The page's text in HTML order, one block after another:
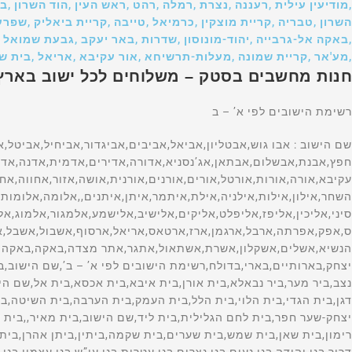
,מודיעין עילית ,רעננה ,נצרת ,רמלה ,רהט ,ראש העין ,הוד
השרון ,טבריה ,קריית מוצקין ,כרמיאל ,טייבה ,קריית ביאליק
,באקה אל-גרבייה ,יהוד-מונוסון ,שדרות ,באר יעקב ,גבעת
,מע'אר ,קריית שמונה ,מעלות-תרשיחא ,אור עקיבא ,אריאל ,בית
חנות מחשבים בסטק – משלוחים לכל ישוב
רשימת הישובים לפי א’ – ב
שם הישוב : אבו גוש,אבטליון,אביאל,אביבים,אביגדור,אביחיל,אביטל,אביעזר,אבירים,אבן יהודה,אבן מנחם,אבן ספיר,אבן שמואל,אבני איתן,אבני חפץ,אבנת,אבשלום,אבתאן,אג’נסניא,אדורה,אדירים,אדמית,אדנה,אדרת,אהלו,אודים,אודלה,שם הישוב,אודם,אוהד,אום אל-פחם,אומן,אומץ,אופקים,אוצרין,אור הגנוז,אור הנר,אור יהודה,אור עקיבא,אורה,אורות,אורטל,אורים,אורנים,אורנית,אושה,אזור,אחווה,אחוזם,אחוזת ברק,אחיהוד,אחיטוב,אחיסמך,אחיעזר,איבים,אייל,איילת השחר,אילון,אילות,אילניה,אילת,איתמר,איתן,איתנים,,אלומה,אלומות,אלון הגליל,אלון מורה,אלון שבות,אלוני אבא,אלוני הבשן,אלוני יצחק,אלונים,אלי-עד,אלי סיני,אליכין,אליפז,אליפלט,אליקים,אלישיב,אלישמע,אלמגור,אלמוג,אלעד,אלעזר,אלפי מנשה,אלקוש,אלקנה,אמונים,אמירים,אמנון,אמציה,אפיק,אפיקים,אפעל בית אב,אפעל מרכז ס,אפק,אפרתה,ארבל,ארגמן,ארז,ארטאס,אריאל,ארסוף,אשבול,אשבל,אשדוד,אשדות יעקב )איחוד(,אשדות יעקב )מאוחד(,אשחר,אשכולות,אשל הנשיא,אשלים,אשקלון,אשרת,אשתאול,אתגר,אתר מצדה,באקה,באקה אל-גרביה,באקה אל שרק,באר אורה,באר גנים,באר טוביה,באר יעקב,באר מילכה,באר שבע,בארות יצחק,בארותיים,בארי,בדולח,רשימת הישובים לפי א’ – ב’,שם הישוב,בוסתן הגליל,בועיינה-נוגידאת,בוקעאתא,בורגתה,בורהאם,בורין,בורקה,בזאריה,בחן,בטחה,ביאדה,ביוכי,ביצרון,ביר א נצב,ביר מער,ביר נבאלא,בית אורן,בית איבא,בית אכסא,בית אל,שם הישוב,בית אל ב,בית אללו,בית אלעזרי,בית אלפא,בית אמין,בית אריה,בית ברל,,בית גוברין,בית גמליאל,בית גן,בית דגן,בית הגדי,בית הלוי,בית הלל,בית העמק,בית הערבה,בית השיטה,בית זית,בית זרע,בית חורון,בית חירות,בית חלקיה,בית חנן,בית חנניה,בית חשמונאי,בית יהושע,בית יוסף,בית ינאי,בית יצחק-שער חפר,בית לחם הגלילית,בית ליד,שם הישוב,בית מאיר,,בית נחמיה,בית ניר,בית נקופה,בית סירא,בית עובד,בית עוזיאל,בית עזרא,בית עריף,בית צבי,בית קמה,בית קשת,בית רבן,בית רימון,בית שאן,בית שמש,בית שערים,בית שקמה,ביתין,ביתן אהרן,ביתר עילית,בכורה,בלפוריה,בן זכאי,בן עמי,בן שמן )כפר נוער(,שם הישוב,בן שמן )מושב(,בני ברק,בני דקלים,בני דרום,בני דרור,בני יהודה,בני נעים,בני נצרים,בני עטרות,בני עי”ש,בני עצמון,בני ציון,בני ראם,בניה,בנימינה-גבעת עדה,בסמ”ה,בסמת טבעון,בענה,בצרה,בצת,בקוע,בקעות,בר גיורא,בר יוחאי,ברוקין,ברור חיל,ברוש,ברכה,ברכיה,ברעם,ברק,ברקא,ברקאי,ברקין,ברקן,ברקת,בת הדר,בת חן,בת חפר,בת חצור,בת ים,רשימת הישובים לפי א’ – ב’,שם הישוב,בת עין,בת שלמה, תימן,גאולים,גבולות,גבים,גבע,גבע בנימין,גבע כרמל,גבעולים,גבעון החדשה,גבעות בר,שם הישוב,גבעת אבני,גבעת אלה,גבעת ברנר,גבעת השלושה,גבעת זאב,גבעת ח”ן,גבעת חיים )איחוד(,גבעת חיים )מאוחד(,גבעת יואב,גבעת יערים,גבעת ישעיהו,גבעת כ”ח,גבעת ניל”י,גבעת עדה,גבעת עוז,גבעת שמואל,גבעת שמש,גבעת שפירא,גבעתי,גבעתיים,גברעם,גבת,גדות,גדיד,גדיש,גדעונה,גדרה,גולס,גונן,גורן,גורנות הגליל,גזית,גזר,גיאה,גיבתון,גיזו,גילון,גילת,גינוסר,גיניגר,גינתון,גיתה,גיתית,גלאון,שם הישוב,גלגוליה,גלגל,גליל ים,גלעד )אבן יצחק(,גמזו,גן אור,גן הדרום,גן השומרון,גן חיים,גן יאשיה,גן יבנה,גן נר,גן שורק,גן שלמה,גן שמואל,גנאביב )שבט(,גנות,גנות הדר,גני הדר,גני טל,גני טל *,גני יהודה,גני יוחנן,גני מודיעין,גני עם,גני תקווה,גנים,גסר א-זרקא,געש,געתון,גפן,גוש חלב(,גשור,גשר,גשר הזיו,גת,גת )קיבוץ(,גת בגליל,גת רימון,דאלית אל-כרמל,דבורה,שם הישוב,דבוריה,דבירה,דברת,דגניה א,דגניה ב,דוגית,דולב,דורות,דימונה,רשימת הישובים לפי א’ – ב’,שםהישוב,דישון,דליה,דלתון,דן,דנאבה,דפנה,דקל, האון,הבונים,הגושרים,הדר עם,הוד השרון,הודיה,הודיות,הושעיה,הזורע,הזורעים,החותרים,היוגב,הילה,המעפיל,הסוללים,העוגן,הר אדר,הר גילה,הר עמשא,הראל,הרדוף,הרצליה,הררית, ורד יריחו,,זיקים,זיתן,זכרון יעקב,זכריה,זלפה,זמר,זמרת,זנוח,זרועה,זרזיר,זרחיה,חבצלת השרון,חבר,חברון,חגה,חגור,חגי,חגילה,חגלה,חד-נס,,חדרה,חולדה,חולון,חולית,חולתה,חומש,חוסן,חופית,חוקוק,חורפיש,חורשים,חות שלם,חזון,חיבת ציון,חיננית,חיפה,חירות,חלוץ,חלחול,חלמיש,שם הישוב,חלף,חלץ,חלת אל פולה,חמד,חמדיה,חמדת,חמרה,חניאל,חניתה,חנתון,חסכה,חספין,חפץ חיים,חפצי-בה,חצב,חצבה,חצור-אשדוד,חצור הגלילית,חצר בארותיים,חצרות חולדה,חצרות חפר,חצרות יסף,חצרות כ”ח,חצרים,חרוצים,חריש -קציר,חרמש,חרסה,חרשים,חשמונאים,טבעון,טבריה,טובא-זנגריה,טייבה )בעמק(,טירה,טירת יהודה,טירת כרמל,טירת צבי,טל-אל,טל שחר,טלוזה,טללים,טלמון,טמון,טמרה,טמרה )יזרעאל(,טנא,טפחות,יאנוח,יאנוח-גת,יבול,יבנאל,יבנה,יברוד,יגור,יגל,יד בנימין,יד השמונה,יד חנה,יד מרדכי,יד נתן,יד רמב”ם,ידידה,יהוד-מונוסון,יהל,יובל,יובלים,יודפת,יונתן,יושיביה,יזרעאל,יזרעם,יחיעם,יטבתה,ייט”ב,יכיני,ינון,יסוד המעלה,יסודות,יסעור,יעד,יעל,יעף,יערה,יפית,יפעת,יפתח,יצהר,יציץ,יקום,יקיר,שם הישוב,יקנעם )מושבה(,יקנעם עילית,יראון,ירדנה,ירוחם,ירושלים,ירחיב,ירכא,ירקונה,ישע,ישעי,ישרש,יתד,יתיר,כברי,כדורי,כדים,כדיתה,כובר,כוכב השחר,כוכב יאיר,כוכב יעקב,כוכב מיכאל,כור,כורזים,כיסופים,כישור,כליל,כלנית,כמהין,כמון,כנות,כנף,כנרת )מושבה(,כנרת )קבוצה(,כסיפה,כסלון,רשימת הישובים לפי א’ – ב’,שם הישוב,,כפיר,כפר אביב,כפר אדומים,כפר אוריה,כפר אזר,כפר אחים,כפר ביאליק,כפר ביל”ו,כפר בלום,כפר בן נון,כפר ברוך,כפר גדעון,כפר גלים,כפר גליקסון,כפר גלעדי,כפר דניאל,כפר דרום,כפר האורנים,כפר החורש,כפר המכבי,כפר הנגיד,כפר הנוער הדתי,כפר הנשיא,כפר הס,כפר הרא”ה,כפר הרי”ף,כפר ויתקין,כפר ורבורג,כפר ורדים,כפר זוהרים,כפר זיתים,כפר חב”ד,כפר